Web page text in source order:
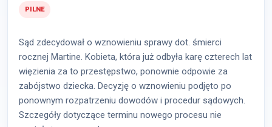
PILNE
Sąd zdecydował o wznowieniu sprawy dot. śmierci
rocznej Martine. Kobieta, która już odbyła karę czterech lat
więzienia za to przestępstwo, ponownie odpowie za
zabójstwo dziecka. Decyzję o wznowieniu podjęto po
ponownym rozpatrzeniu dowodów i procedur sądowych.
Szczegóły dotyczące terminu nowego procesu nie